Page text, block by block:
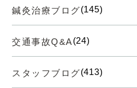
鍼灸治療ブログ(145)
交通事故Q&A(24)
スタッフブログ(413)